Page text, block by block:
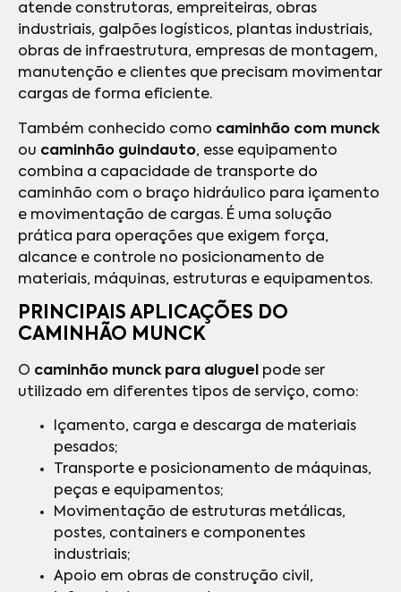
atende construtoras, empreiteiras, obras
industriais, galpões logísticos, plantas industriais,
obras de infraestrutura, empresas de montagem,
manutenção e clientes que precisam movimentar
cargas de forma eficiente.
Também conhecido como caminhão com munck
ou caminhão guindauto, esse equipamento
combina a capacidade de transporte do
caminhão com o braço hidráulico para içamento
e movimentação de cargas. É uma solução
prática para operações que exigem força,
alcance e controle no posicionamento de
materiais, máquinas, estruturas e equipamentos.
PRINCIPAIS APLICAÇÕES DO
CAMINHÃO MUNCK
O caminhão munck para aluguel
pode ser
utilizado em diferentes tipos de serviço, como:
Içamento, carga e descarga de materiais
pesados;
Transporte e posicionamento de máquinas,
peças e equipamentos;
Movimentação de estruturas metálicas,
postes, containers e componentes
industriais;
Apoio em obras de construção civil,